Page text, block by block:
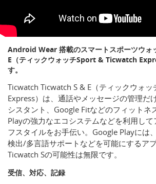
Android Wear 搭載のスマートスポーツウ
E（ティックウォッチSport & Ticwatch
す。
Ticwatch Ticwatch S & E（ティックウォ
Express）は、通話やメッセージの管理だ
シスタント、Google Fitなどのフィットネ
Playの強力なエコシステムなどを利用して
フスタイルをお手伝い。Google Playには
検出/多言語サポートなどを可能にするアプ
Ticwatch Sの可能性は無限です。
受信、対応、記録